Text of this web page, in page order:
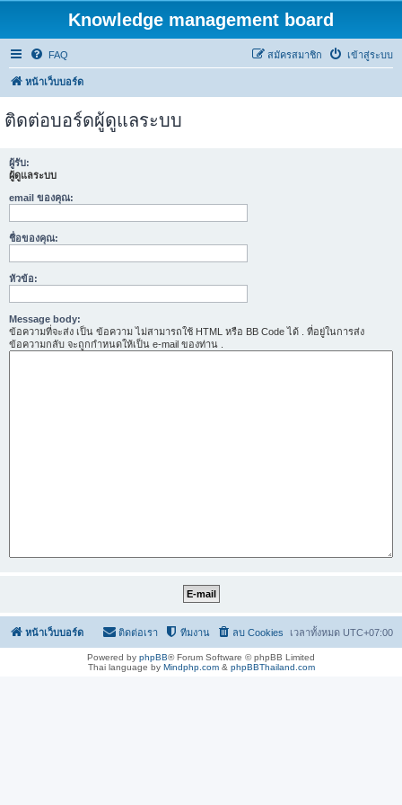
Knowledge management board
FAQ เข้าสู่ระบบ
สมัครสมาชิก
หน้าเว็บบอร์ด
ติดต่อบอร์ดผู้ดูแลระบบ
ผู้รับ:
ผู้ดูแลระบบ
email ของคุณ:
ชื่อของคุณ:
หัวข้อ:
Message body:
ข้อความที่จะส่ง เป็น ข้อความ ไม่สามารถใช้ HTML หรือ BB Code ได้ . ที่อยู่ในการส่ง
ข้อความกลับ จะถูกกำหนดให้เป็น e-mail ของท่าน .
หน้าเว็บบอร์ด เวลาทั้งหมด UTC+07:00
ลบ Cookies
ทีมงาน
ติดต่อเรา
Powered by phpBB® Forum Software © phpBB Limited
Thai language by Mindphp.com& phpBBThailand.com